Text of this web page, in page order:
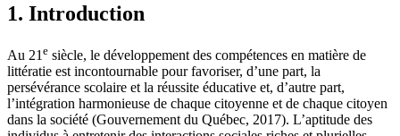
1. Introduction
Au 21 e siècle, le développement des compétences en matière de
littératie est incontournable pour favoriser, d’une part, la
persévérance scolaire et la réussite éducative et, d’autre part,
l’intégration harmonieuse de chaque citoyenne et de chaque citoyen
dans la société (Gouvernement du Québec, 2017). L’aptitude des